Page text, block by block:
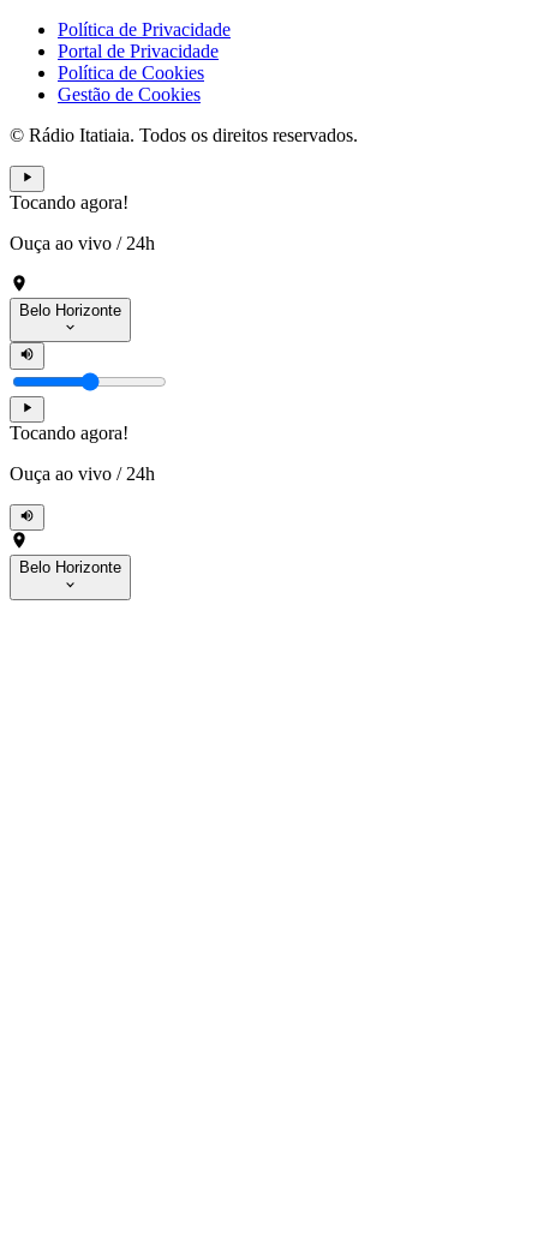
Política de Privacidade
Portal de Privacidade
Política de Cookies
Gestão de Cookies
© Rádio Itatiaia. Todos os direitos reservados.
Tocando agora!
Ouça ao vivo / 24h
Belo Horizonte
Tocando agora!
Ouça ao vivo / 24h
Belo Horizonte